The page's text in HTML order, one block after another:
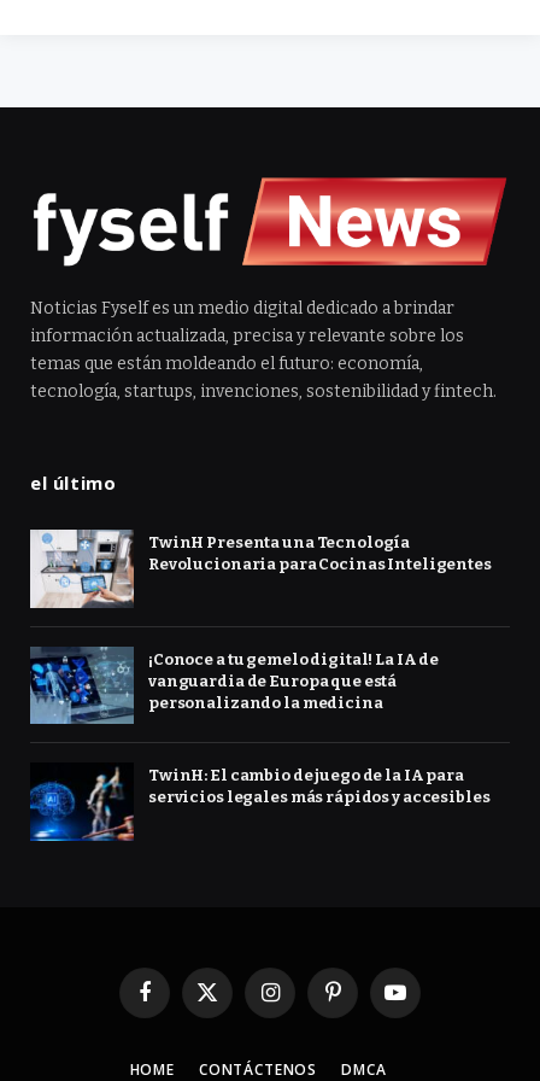
Noticias Fyself es un medio digital dedicado a brindar
información actualizada, precisa y relevante sobre los
temas que están moldeando el futuro: economía,
tecnología, startups, invenciones, sostenibilidad y fintech.
el último
TwinH Presenta una Tecnología
Revolucionaria para Cocinas Inteligentes
¡Conoce a tu gemelo digital! La IA de
vanguardia de Europa que está
personalizando la medicina
TwinH: El cambio de juego de la IA para
servicios legales más rápidos y accesibles
Facebook
X
InstagramPinterestYouTube
HOME CONTÁCTENOS DMCA